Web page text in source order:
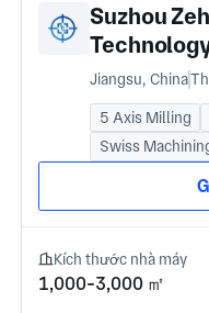
Suzhou
Jiangsu, China
5 Axis Milling
Swiss
Kích thước nhà máy
1,000-3,000 ㎡